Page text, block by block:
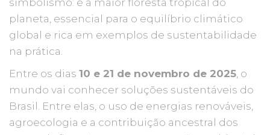
simbolismo: é a maior floresta tropical do
planeta, essencial para o equilíbrio climático
global e rica em exemplos de sustentabilidade
na prática.
Entre os dias 10 e 21 de novembro de 2025, o
mundo vai conhecer soluções sustentáveis do
Brasil. Entre elas, o uso de energias renováveis,
agroecologia e a contribuição ancestral dos